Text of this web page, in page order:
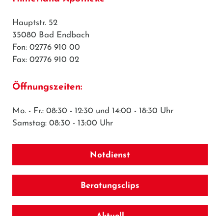
Hauptstr. 52
35080 Bad Endbach
Fon: 02776 910 00
Fax: 02776 910 02
Öffnungszeiten:
Mo. - Fr.: 08:30 - 12:30 und 14:00 - 18:30 Uhr
Samstag: 08:30 - 13:00 Uhr
Notdienst
Beratungsclips